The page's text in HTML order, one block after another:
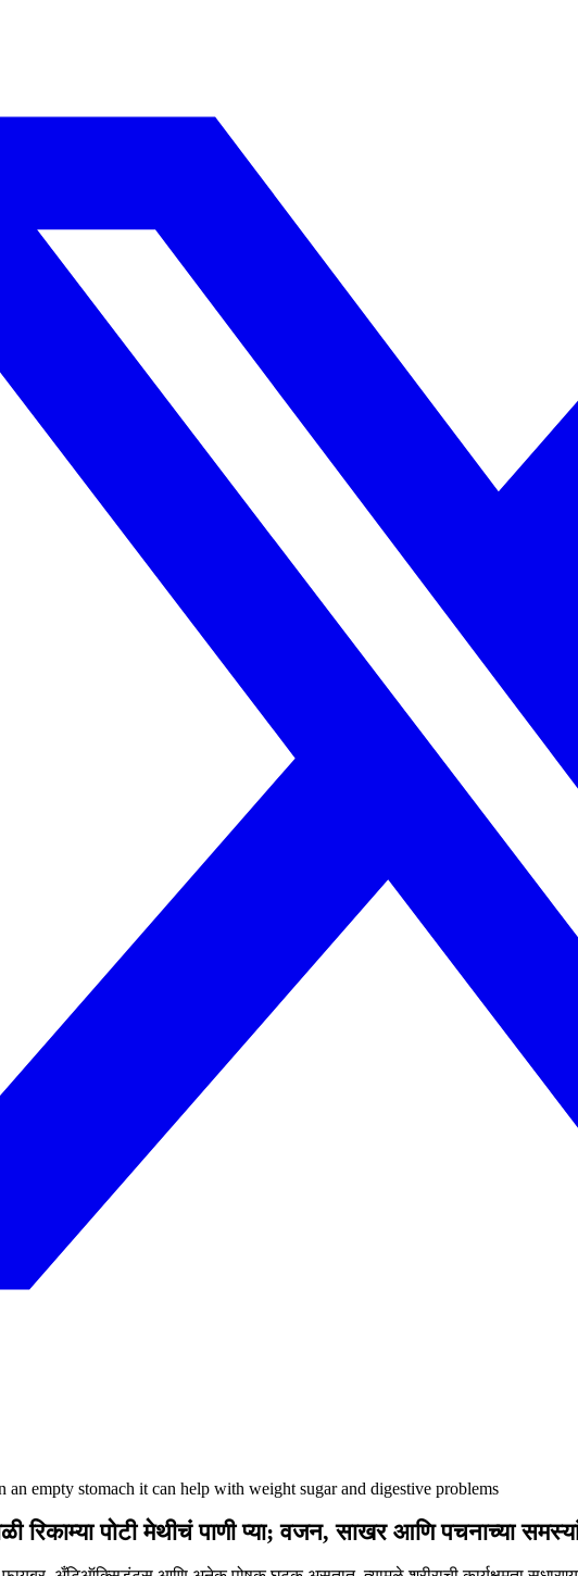
empty stomach it can help with weight sugar and digestive problems
रिकाम्या पोटी मेथीचं पाणी प्या; वजन, साखर आणि पचनाच्या